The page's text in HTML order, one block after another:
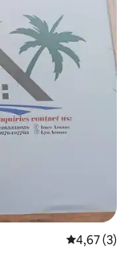
4,67 (3)